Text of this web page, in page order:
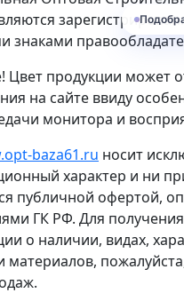
знаками
Цвет продукции может
на сайте ввиду
монитора и
baza61.ru носит
характер и ни
публичной офертой,
ГК РФ. Для
о наличии, видах,
материалов,